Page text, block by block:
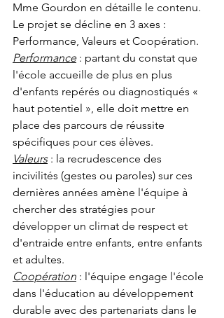
Mme Gourdon en détaille le contenu.
Le projet se décline en 3 axes :
Performance, Valeurs et Coopération.
Performance : partant du constat que
l'école accueille de plus en plus
d'enfants repérés ou diagnostiqués «
haut potentiel », elle doit mettre en
place des parcours de réussite
spécifiques pour ces élèves.
Valeurs : la recrudescence des
incivilités (gestes ou paroles) sur ces
dernières années amène l'équipe à
chercher des stratégies pour
développer un climat de respect et
d'entraide entre enfants, entre enfants
et adultes.
Coopération : l'équipe engage l'école
dans l'éducation au développement
durable avec des partenariats dans le